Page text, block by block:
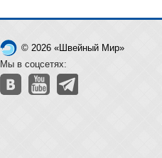
© 2026 «Швейный Мир»
Мы в соцсетях: